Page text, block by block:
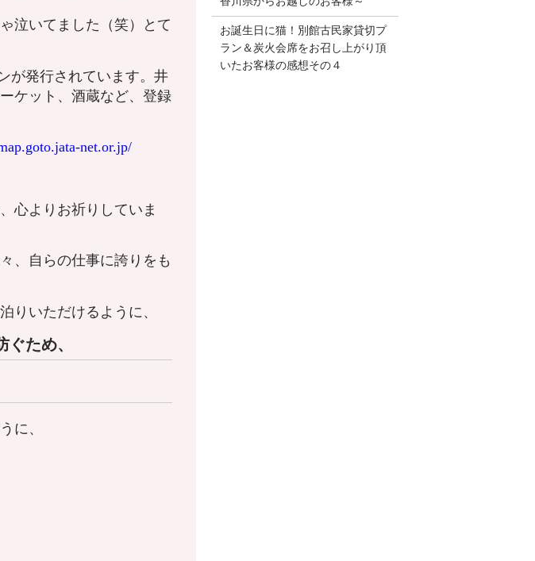
泣いてました（笑）とて
が発行されています。井
ケット、酒蔵など、登録
net.or.jp/
心よりお祈りしていま
、自らの仕事に誇りをも
りいただけるように、
ため、
に、
お誕生日に猫！別館古民家貸切プ
ラン＆炭火会席をお召し上がり頂
いたお客様の感想その４